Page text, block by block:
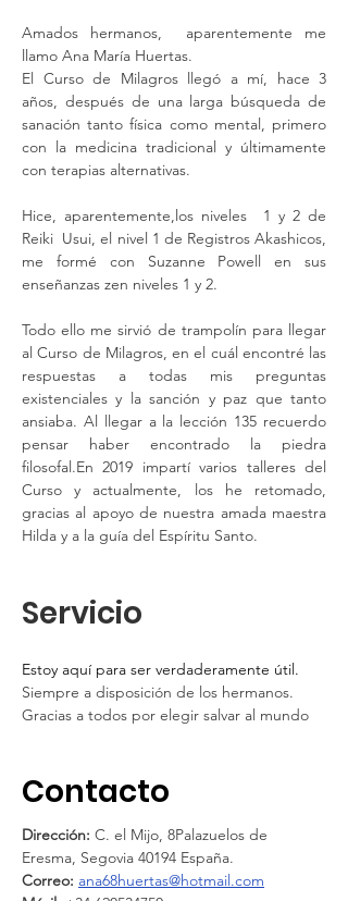
Amados hermanos,  aparentemente me
llamo Ana María Huertas.
El Curso de Milagros llegó a mí, hace 3
años, después de una larga búsqueda de
sanación tanto física como mental, primero
con la medicina tradicional y últimamente
con terapias alternativas.
Hice, aparentemente,los niveles  1 y 2 de
Reiki  Usui, el nivel 1 de Registros Akashicos,
me formé con Suzanne Powell en sus
enseñanzas zen niveles 1 y 2.
Todo ello me sirvió de trampolín para llegar
al Curso de Milagros, en el cuál encontré las
respuestas a todas mis preguntas
existenciales y la sanción y paz que tanto
ansiaba. Al llegar a la lección 135 recuerdo
pensar haber encontrado la piedra
filosofal.En 2019 impartí varios talleres del
Curso y actualmente, los he retomado,
gracias al apoyo de nuestra amada maestra
Hilda y a la guía del Espíritu Santo.
Servicio
Estoy aquí para ser verdaderamente útil.
Siempre a disposición de los hermanos.
Gracias a todos por elegir salvar al mundo
Contacto
Dirección: C. el Mijo, 8Palazuelos de
Eresma, Segovia 40194 España.
Correo: ana68huertas@hotmail.com